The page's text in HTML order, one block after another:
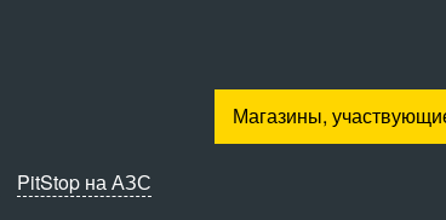
PitStop на АЗС
Магазины,